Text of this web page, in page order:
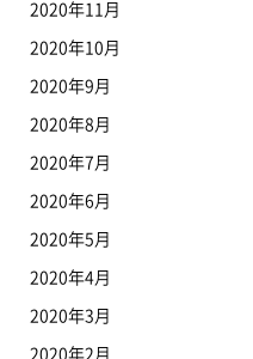
2020年11月
2020年10月
2020年9月
2020年8月
2020年7月
2020年6月
2020年5月
2020年4月
2020年3月
2020年2月